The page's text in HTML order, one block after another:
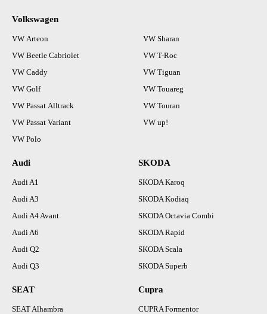
Volkswagen
VW Arteon
VW Beetle Cabriolet
VW Caddy
VW Golf
VW Passat Alltrack
VW Passat Variant
VW Polo
VW Sharan
VW T-Roc
VW Tiguan
VW Touareg
VW Touran
VW up!
Audi
Audi A1
Audi A3
Audi A4 Avant
Audi A6
Audi Q2
Audi Q3
SKODA
SKODA Karoq
SKODA Kodiaq
SKODA Octavia Combi
SKODA Rapid
SKODA Scala
SKODA Superb
SEAT
SEAT Alhambra
Cupra
CUPRA Formentor